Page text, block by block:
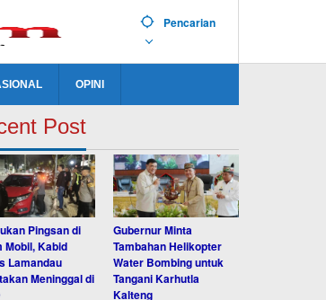
Pencarian
OPINI
Post
Pingsan di
Mobil, Kabid
Lamandau
Meninggal di
Gubernur Minta
Tambahan Helikopter
Water Bombing untuk
Tangani Karhutla
Kalteng